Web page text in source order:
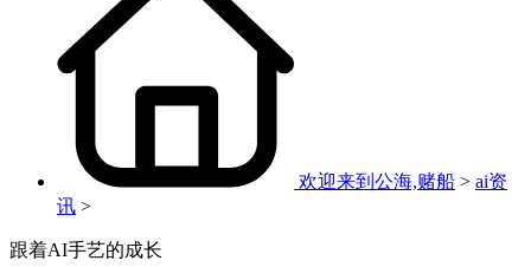
欢迎来到公海,赌船 > ai资
讯 >
跟着AI手艺的成长